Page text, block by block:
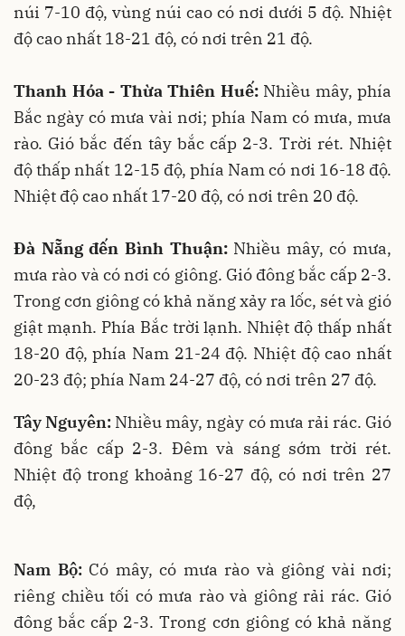
núi 7-10 độ, vùng núi cao có nơi dưới 5 độ. Nhiệt
độ cao nhất 18-21 độ, có nơi trên 21 độ.
Thanh Hóa - Thừa Thiên Huế:Nhiều mây, phía
Bắc ngày có mưa vài nơi; phía Nam có mưa, mưa
rào. Gió bắc đến tây bắc cấp 2-3. Trời rét. Nhiệt
độ thấp nhất 12-15 độ, phía Nam có nơi 16-18 độ.
Nhiệt độ cao nhất 17-20 độ, có nơi trên 20 độ.
Đà Nẵng đến Bình Thuận: Nhiều mây, có mưa,
mưa rào và có nơi có giông. Gió đông bắc cấp 2-3.
Trong cơn giông có khả năng xảy ra lốc, sét và gió
giật mạnh. Phía Bắc trời lạnh. Nhiệt độ thấp nhất
18-20 độ, phía Nam 21-24 độ. Nhiệt độ cao nhất
20-23 độ; phía Nam 24-27 độ, có nơi trên 27 độ.
Tây Nguyên: Nhiều mây, ngày có mưa rải rác. Gió
đông bắc cấp 2-3. Đêm và sáng sớm trời rét.
Nhiệt độ trong khoảng 16-27 độ, có nơi trên 27
độ,
Nam Bộ:Có mây, có mưa rào và giông vài nơi;
riêng chiều tối có mưa rào và giông rải rác. Gió
đông bắc cấp 2-3. Trong cơn giông có khả năng